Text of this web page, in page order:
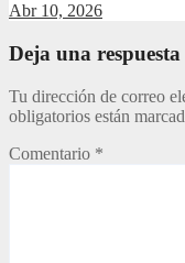
Abr 10, 2026
Deja una respuesta
Tu dirección de correo
obligatorios están
Comentario *